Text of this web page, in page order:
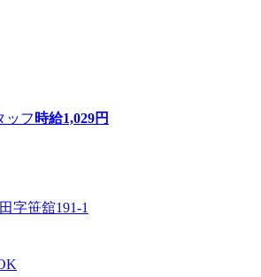
ッフ 時給1,029円
字笹舘191-1